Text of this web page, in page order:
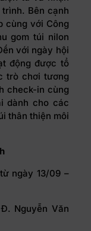
Bên cạnh
cùng với Công
gom túi nilon
với ngày hội
động được tổ
trò chơi tương
check-in cùng
dành cho các
thân thiện môi
ngày 13/09 –
Nguyễn Văn